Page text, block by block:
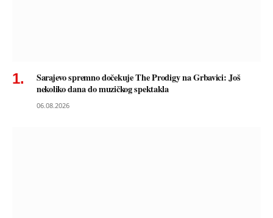
Sarajevo spremno dočekuje The Prodigy na Grbavici: Još
nekoliko dana do muzičkog spektakla
06.08.2026